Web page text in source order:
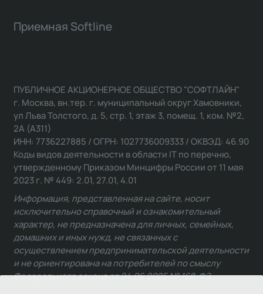
Приемная Softline
ПУБЛИЧНОЕ АКЦИОНЕРНОЕ ОБЩЕСТВО "СОФТЛАЙН"
г. Москва, вн.тер. г. муниципальный округ Хамовники,
ул Льва Толстого, д. 5, стр. 1, этаж 3, помещ. 1, ком. №2,
2А (А311)
ИНН: 7736227885 / ОГРН: 1027736009333 / ОКВЭД: 46.90
Коды видов деятельности в области IT по перечню,
утвержденному Приказом Минцифры России от 11 мая
2023 г. № 449: 2.01, 27.01, 4.01
Информация, представленная на сайте, носит
исключительно справочный и ознакомительный
характер, не предназначена для личных, семейных,
домашних и иных нужд, не связанных с
осуществлением предпринимательской деятельности
и не ориентирована на потребителей по смыслу
Федерального закона от 24.06.2025 № 168-ФЗ.